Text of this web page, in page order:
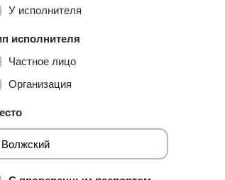
У исполнителя
исполнителя
Частное лицо
Организация